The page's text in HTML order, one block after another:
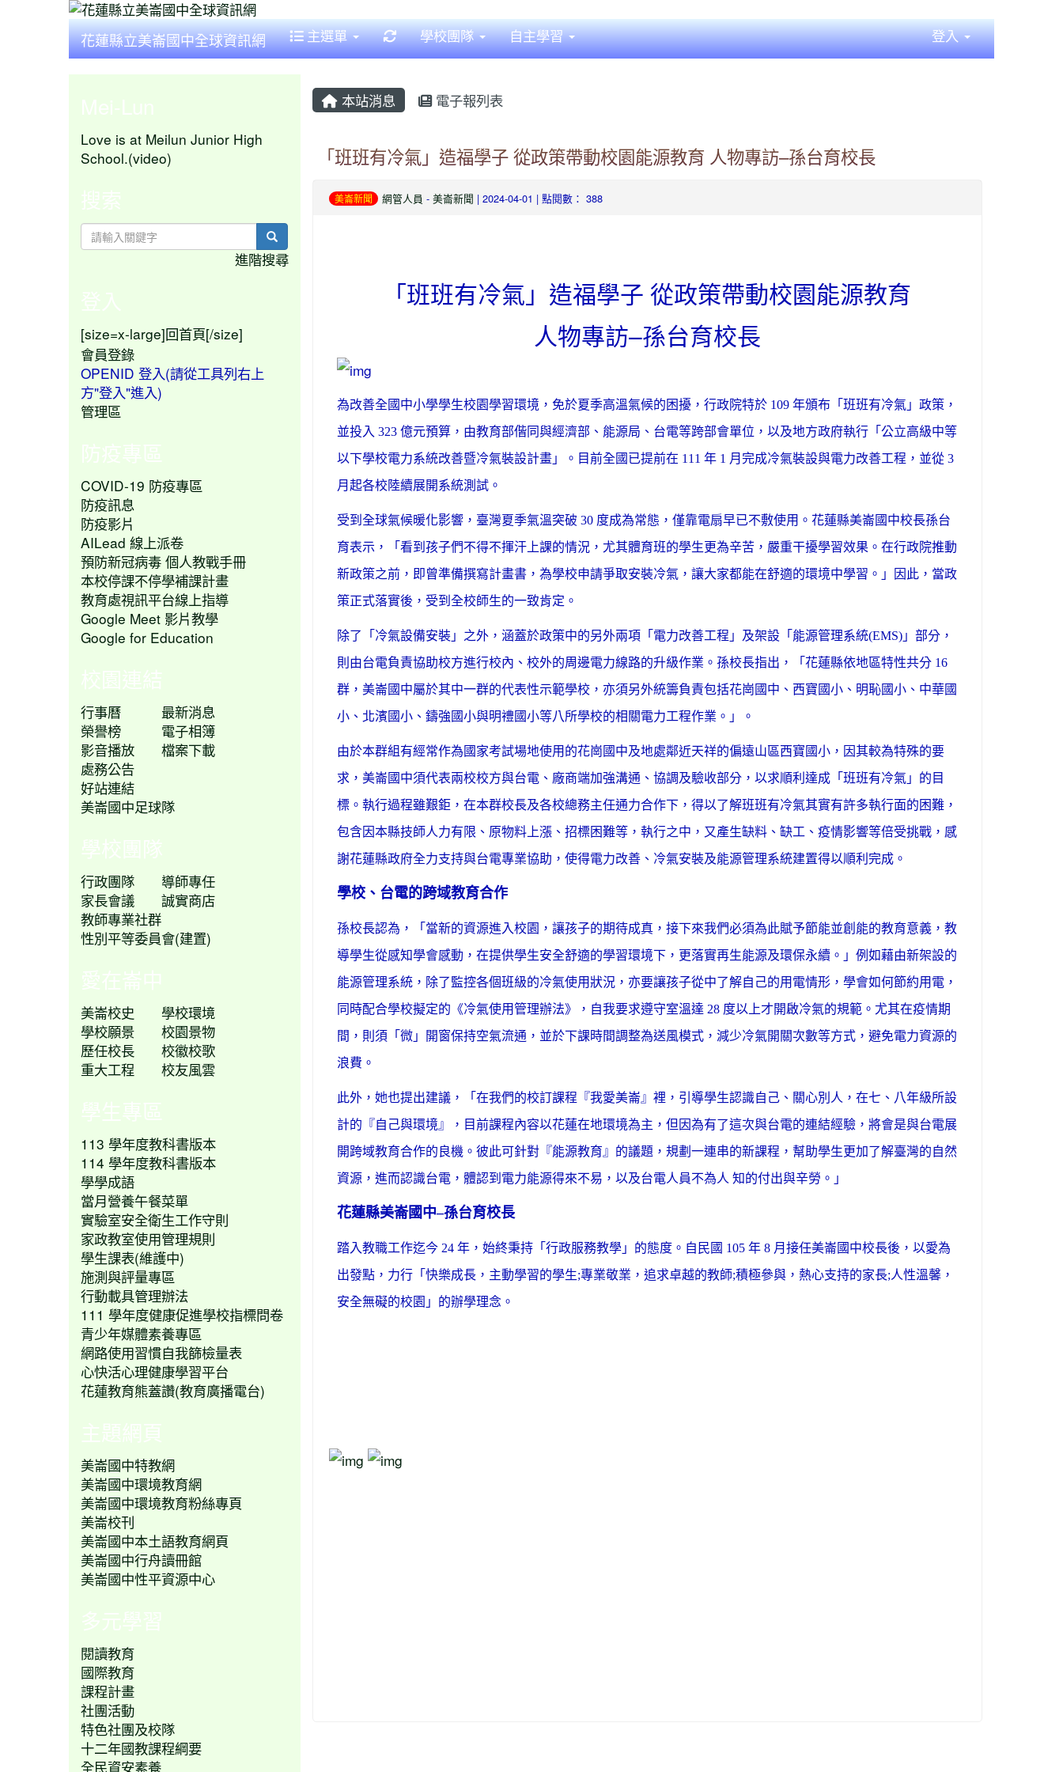
花蓮縣立美崙國中全球資訊網 主選單 重新取得佈景設定
學校團隊 自主學習 登入
本站消息 電子報列表
「班班有冷氣」造福學子 從政策帶動校園能源教育 人物專訪–孫台育校長
美崙新聞 網管人員 - 美崙新聞 | 2024-04-01 | 點閱數： 388
「班班有冷氣」造福學子 從政策帶動校園能源教育
人物專訪–孫台育校長
為改善全國中小學學生校園學習環境，免於夏季高溫氣候的困擾，行政院特於 109 年頒布「班班有冷氣」政策，
並投入 323 億元預算，由教育部偕同與經濟部、能源局、台電等跨部會單位，以及地方政府執行「公立高級中等
以下學校電力系統改善暨冷氣裝設計畫」。目前全國已提前在 111 年 1 月完成冷氣裝設與電力改善工程，並從 3
月起各校陸續展開系統測試。
受到全球氣候暖化影響，臺灣夏季氣溫突破 30 度成為常態，僅靠電扇早已不敷使用。花蓮縣美崙國中校長孫台
育表示，「看到孩子們不得不揮汗上課的情況，尤其體育班的學生更為辛苦，嚴重干擾學習效果。在行政院推動
新政策之前，即曾準備撰寫計畫書，為學校申請爭取安裝冷氣，讓大家都能在舒適的環境中學習。」因此，當政
策正式落實後，受到全校師生的一致肯定。
除了「冷氣設備安裝」之外，涵蓋於政策中的另外兩項「電力改善工程」及架設「能源管理系統(EMS)」部分，
則由台電負責協助校方進行校內、校外的周邊電力線路的升級作業。孫校長指出，「花蓮縣依地區特性共分 16
群，美崙國中屬於其中一群的代表性示範學校，亦須另外統籌負責包括花崗國中、西寶國小、明恥國小、中華國
小、北濱國小、鑄強國小與明禮國小等八所學校的相關電力工程作業。」。
由於本群組有經常作為國家考試場地使用的花崗國中及地處鄰近天祥的偏遠山區西寶國小，因其較為特殊的要
求，美崙國中須代表兩校校方與台電、廠商端加強溝通、協調及驗收部分，以求順利達成「班班有冷氣」的目
標。執行過程雖艱鉅，在本群校長及各校總務主任通力合作下，得以了解班班有冷氣其實有許多執行面的困難，
包含因本縣技師人力有限、原物料上漲、招標困難等，執行之中，又產生缺料、缺工、疫情影響等倍受挑戰，感
謝花蓮縣政府全力支持與台電專業協助，使得電力改善、冷氣安裝及能源管理系統建置得以順利完成。
學校、台電的跨域教育合作
孫校長認為，「當新的資源進入校園，讓孩子的期待成真，接下來我們必須為此賦予節能並創能的教育意義，教
導學生從感知學會感動，在提供學生安全舒適的學習環境下，更落實再生能源及環保永續。」例如藉由新架設的
能源管理系統，除了監控各個班級的冷氣使用狀況，亦要讓孩子從中了解自己的用電情形，學會如何節約用電，
同時配合學校擬定的《冷氣使用管理辦法》，自我要求遵守室溫達 28 度以上才開啟冷氣的規範。尤其在疫情期
間，則須「微」開窗保持空氣流通，並於下課時間調整為送風模式，減少冷氣開關次數等方式，避免電力資源的
浪費。
此外，她也提出建議，「在我們的校訂課程『我愛美崙』裡，引導學生認識自己、關心別人，在七、八年級所設
計的『自己與環境』，目前課程內容以花蓮在地環境為主，但因為有了這次與台電的連結經驗，將會是與台電展
開跨域教育合作的良機。彼此可針對『能源教育』的議題，規劃一連串的新課程，幫助學生更加了解臺灣的自然
資源，進而認識台電，體認到電力能源得來不易，以及台電人員不為人 知的付出與辛勞。」
花蓮縣美崙國中–孫台育校長
踏入教職工作迄今 24 年，始終秉持「行政服務教學」的態度。自民國 105 年 8 月接任美崙國中校長後，以愛為
出發點，力行「快樂成長，主動學習的學生;專業敬業，追求卓越的教師;積極參與，熱心支持的家長;人性溫馨，
安全無礙的校園」的辦學理念。
Mei-Lun
Love is at Meilun Junior High
School.(video)
搜索
search
進階搜尋
登入
[size=x-large] 回首頁[/size]
會員登錄
OPENID 登入(請從工具列右上
方"登入"進入)
管理區
防疫專區
COVID-19 防疫專區
防疫訊息
防疫影片
AILead 線上派卷
預防新冠病毒 個人教戰手冊
本校停課不停學補課計畫
教育處視訊平台線上指導
Google Meet 影片教學
Google for Education
校園連結
行事曆
最新消息
榮譽榜
電子相簿
影音播放
檔案下載
處務公告
好站連結
美崙國中足球隊
學校團隊
行政團隊
導師專任
家長會議
誠實商店
教師專業社群
性別平等委員會(建置)
愛在崙中
美崙校史
學校環境
學校願景
校園景物
歷任校長
校徽校歌
重大工程
校友風雲
學生專區
113 學年度教科書版本
114 學年度教科書版本
學學成語
當月營養午餐菜單
實驗室安全衛生工作守則
家政教室使用管理規則
學生課表(維護中)
施測與評量專區
行動載具管理辦法
111 學年度健康促進學校指標問卷
青少年媒體素養專區
網路使用習慣自我篩檢量表
心快活心理健康學習平台
花蓮教育熊蓋讚(教育廣播電台)
主題網頁
美崙國中特教網
美崙國中環境教育網
美崙國中環境教育粉絲專頁
美崙校刊
美崙國中本土語教育網頁
美崙國中行舟讀冊館
美崙國中性平資源中心
多元學習
閱讀教育
國際教育
課程計畫
社團活動
特色社團及校隊
十二年國教課程綱要
全民資安素養